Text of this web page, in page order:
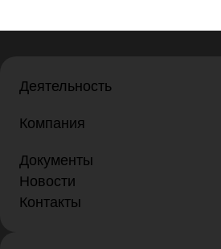
Деятельность
Компания
Документы
Новости
Контакты